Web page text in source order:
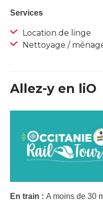
Services
Location de linge
Nettoyage /
Allez-y en liO
En train : A moins de 30